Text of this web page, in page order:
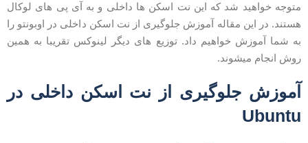
خواهید شد که این نت اسکن ها داخلی و به آی پی های لوکال
در این مقاله آموزش جلوگیری از نت اسکن داخلی در اوبونتو را
شما آموزش خواهیم داد. توزیع های دیگر لینوکس تقریبا به همین
انجام میشوند.
جلوگیری از نت اسکن داخلی در